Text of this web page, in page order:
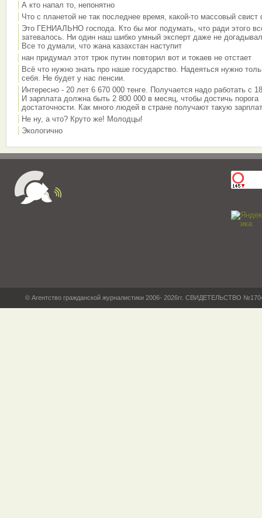
А кто напал то, непонятно
Что с планетой не так последнее время, какой-то массовый свист
Это ГЕНИАЛЬНО господа. Кто бы мог подумать, что ради этого
затевалось. Ни один наш шибко умный эксперт даже не
Все то думали, что жана казахстан наступит
нан придумал этот трюк путин повторил вот и токаев не отстает
Всё что нужно знать про наше государство. Надеяться нужно
себя. Не будет у нас пенсии.
Интересно - 20 лет 6 670 000 тенге. Получается надо работать с
И зарплата должна быть 2 800 000 в месяц, чтобы достичь порога
достаточности. Как много людей в стране получают такую
Не ну, а что? Круто же! Молодцы!
Экологично
© Агентство гражданской журналистики 2006- 2026гг. СВИДЕТЕЛЬСТВО